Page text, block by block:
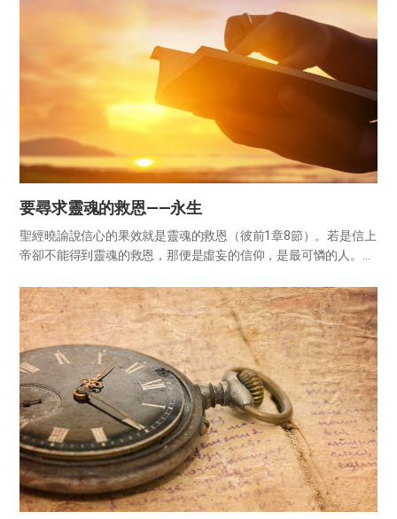
要尋求靈魂的救恩——永生
聖經曉諭說信心的果效就是靈魂的救恩（彼前1章8節）。若是信上
帝卻不能得到靈魂的救恩，那便是虛妄的信仰，是最可憐的人。上
地察看關於救恩的問題。 首先應當認識賜靈魂救恩的上帝。兩千年
前自...